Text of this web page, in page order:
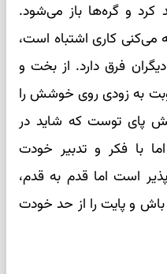
و گره‌ها باز می‌شود.
می‌کنی کاری اشتباه است،
فرق دارد. از بخت و
به زودی روی خوشش را
پای توست که شاید در
با فکر و تدبیر خودت
است اما قدم به قدم،
و پایت را از حد خودت